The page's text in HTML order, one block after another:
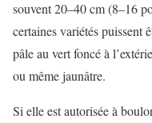
souvent 20–40 cm (8–16
certaines variétés puissent
pâle au vert foncé à
ou même jaunâtre.
Si elle est autorisée à